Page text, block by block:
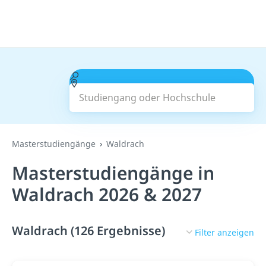
Studiengang oder Hochschule
Suchen
Masterstudiengänge Waldrach
Masterstudiengänge in
Waldrach 2026 & 2027
Waldrach (126 Ergebnisse) Filter anzeigen